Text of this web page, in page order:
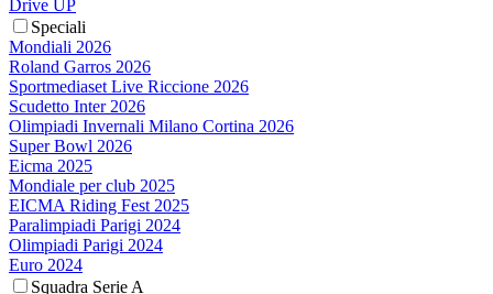
Drive UP
Speciali
Mondiali 2026
Roland Garros 2026
Sportmediaset Live Riccione 2026
Scudetto Inter 2026
Olimpiadi Invernali Milano Cortina 2026
Super Bowl 2026
Eicma 2025
Mondiale per club 2025
EICMA Riding Fest 2025
Paralimpiadi Parigi 2024
Olimpiadi Parigi 2024
Euro 2024
Squadra Serie A